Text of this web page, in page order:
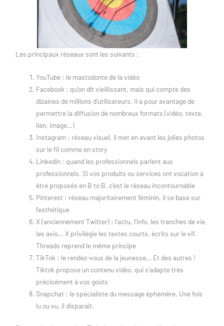
Les principaux réseaux sont les suivants :
YouTube : le mastodonte de la vidéo
Facebook : qu’on dit vieillissant, mais qui compte des
dizaines de millions d’utilisateurs. Il a pour avantage de
permettre la diffusion de nombreux formats (vidéo, texte,
lien, image…)
Instagram : réseau visuel, il met en avant les jolies photos
sur le fil comme en story
Linkedin : quand les professionnels parlent aux
professionnels. Si vos produits ou services ont vocation à
être proposés en B to B, c’est le réseau incontournable
Pinterest : réseau majoritairement féminin, il se base sur
l’esthétique
X (anciennement Twitter) : l’actu, l’info, les tranches de vie,
les avis… X privilégie les textes courts, écrits sur le vif.
Threads reprend le même principe
TikTok : le rendez-vous de la jeunesse… Et des autres !
Tiktok propose un contenu vidéo, qui s’adapte très
précisément à vos goûts
Snapchat : le spécialiste du message éphémère. Une fois
lu ou vu, il disparaît.